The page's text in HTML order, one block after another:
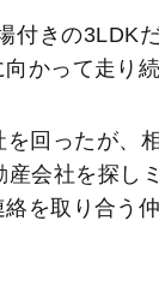
付きの3LDK
かって走り続
回ったが、
会社を探し
を取り合う仲